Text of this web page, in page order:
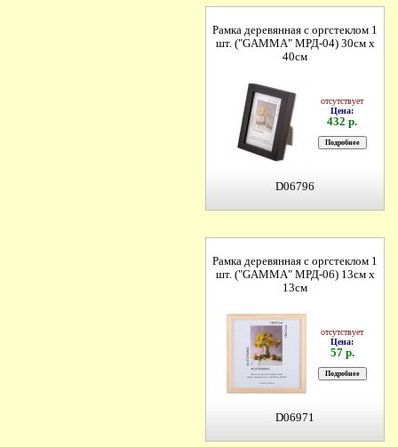
Рамка деревянная с оргстеклом 1
шт. ("GAMMA" МРД-04) 30см х
40см
отсутствует
Цена:
432 р.
D06796
Рамка деревянная с оргстеклом 1
шт. ("GAMMA" МРД-06) 13см х
13см
отсутствует
Цена:
57 р.
D06971